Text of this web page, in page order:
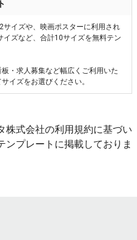
イズや、映画ポスターに利用され
ズなど、合計10サイズを無料テン
・求人募集など幅広くご利用いた
イズをお選びください。
株式会社の利用規約に基づい
ンプレートに掲載しておりま